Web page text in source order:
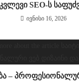
SEO-ს
ივნისი 16, 2026
–